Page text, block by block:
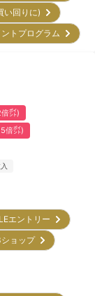
い回りに)
ントプログラム
㌽)
倍㌽)
エントリー
ショップ